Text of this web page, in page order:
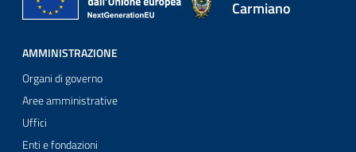
Carmiano
AMMINISTRAZIONE
Organi di governo
Aree amministrative
Uffici
Enti e fondazioni